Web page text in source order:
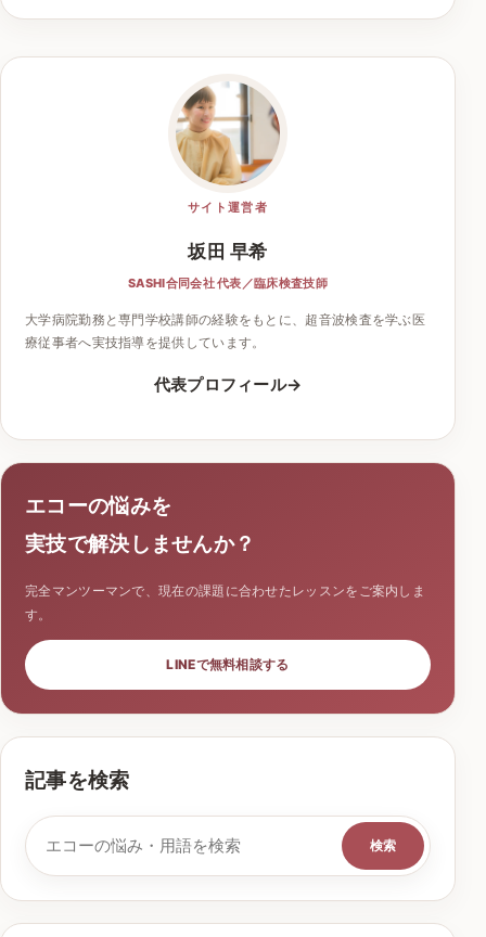
サイト運営者
坂田 早希
SASHI合同会社 代表／臨床検査技師
大学病院勤務と専門学校講師の経験をもとに、超音波検査を学ぶ医
療従事者へ実技指導を提供しています。
代表プロフィール
エコーの悩みを
実技で解決しませんか？
完全マンツーマンで、現在の課題に合わせたレッスンをご案内しま
す。
LINEで無料相談する
記事を検索
検索キーワード
検索